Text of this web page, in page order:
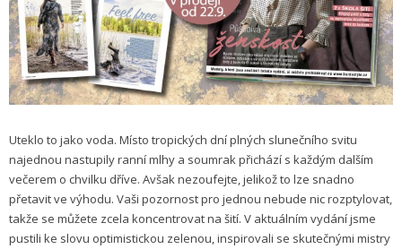
Uteklo to jako voda. Místo tropických dní plných slunečního svitu
najednou nastupily ranní mlhy a soumrak přichází s každým dalším
večerem o chvilku dříve. Avšak nezoufejte, jelikož to lze snadno
přetavit ve výhodu. Vaši pozornost pro jednou nebude nic rozptylovat,
takže se můžete zcela koncentrovat na šití. V aktuálním vydání jsme
pustili ke slovu optimistickou zelenou, inspirovali se skutečnými mistry